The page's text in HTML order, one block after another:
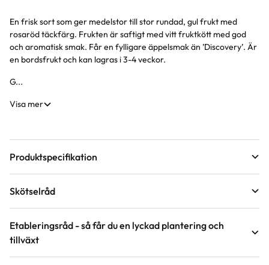
Produktinformation
En frisk sort som ger medelstor till stor rundad, gul frukt med
rosaröd täckfärg. Frukten är saftigt med vitt fruktkött med god
och aromatisk smak. Får en fylligare äppelsmak än ’Discovery’. Är
en bordsfrukt och kan lagras i 3-4 veckor.
G...
Visa mer
Produktspecifikation
Leveranshöjd Hur vi mäter leveranshöjd på växter
Vad menas med olika grundstammar?
Ålder på trädet
Skötselråd
Läge Sol
Vad är odlingszon?
Etableringsråd - så får du en lyckad plantering och
tillväxt